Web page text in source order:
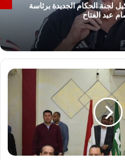
لجنة الحكام الجديدة برئاسة
عبد الفتاح